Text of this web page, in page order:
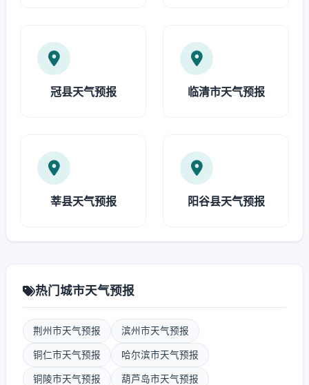
冠县天气预报 临清市天气预报
莘县天气预报 阳谷县天气预报
热门城市天气预报
荆州市天气预报 滨州市天气预报
铜仁市天气预报 哈尔滨市天气预报
铜陵市天气预报 葫芦岛市天气预报